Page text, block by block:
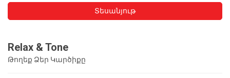
Տեսանյութ
Relax & Tone
Թողեք Ձեր Կարծիքը